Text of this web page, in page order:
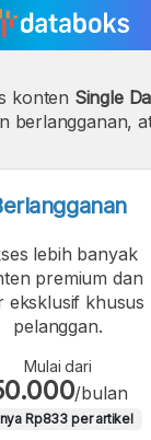
konten Single
berlangganan,
lebih banyak
premium dan
eksklusif khusus
pelanggan.
Mulai dari
/bulan
Rp833 per artikel